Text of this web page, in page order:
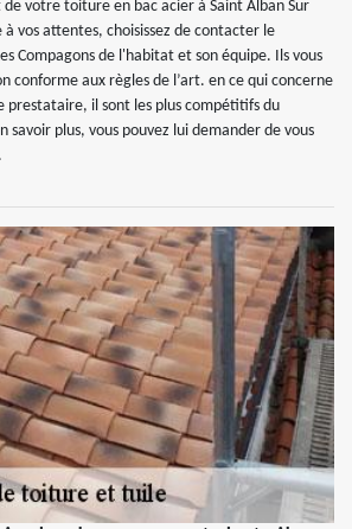
votre toiture en bac acier à Saint Alban Sur
vos attentes, choisissez de contacter le
Compagons de l'habitat et son équipe. Ils vous
conforme aux règles de l’art. en ce qui concerne
prestataire, il sont les plus compétitifs du
savoir plus, vous pouvez lui demander de vous